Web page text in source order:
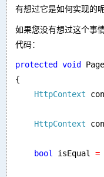
有想过它是如何实现的呢
如果您没有想过这个事
代码：
protected void
{
HttpContext
HttpContext
bool isEqual =